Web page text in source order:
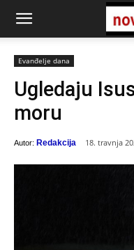
Evanđelje dana
Ugledaju
moru
Autor: Redakcija 18. travnja